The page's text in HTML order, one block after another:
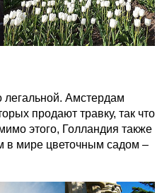
легальной. Амстердам
продают травку, так что
этого, Голландия также
в мире цветочным садом –